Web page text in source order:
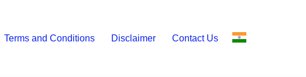
Terms and Conditions Disclaimer Contact Us